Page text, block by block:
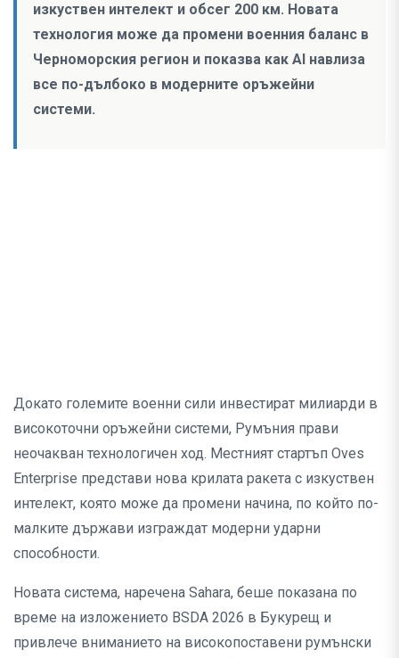
изкуствен интелект и обсег 200 км. Новата
технология може да промени военния баланс в
Черноморския регион и показва как AI навлиза
все по-дълбоко в модерните оръжейни
системи.
Докато големите военни сили инвестират милиарди в
високоточни оръжейни системи, Румъния прави
неочакван технологичен ход. Местният стартъп Oves
Enterprise представи нова крилата ракета с изкуствен
интелект, която може да промени начина, по който по-
малките държави изграждат модерни ударни
способности.
Новата система, наречена Sahara, беше показана по
време на изложението BSDA 2026 в Букурещ и
привлече вниманието на високопоставени румънски